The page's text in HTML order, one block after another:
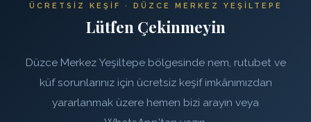
ÜCRETSIZ KEŞIF · DÜZCE MERKEZ YEŞILTEPE
Lütfen Çekinmeyin
Düzce Merkez Yeşiltepe bölgesinde nem, rutubet ve
küf sorunlarınız için ücretsiz keşif imkânımızdan
yararlanmak üzere hemen bizi arayın veya